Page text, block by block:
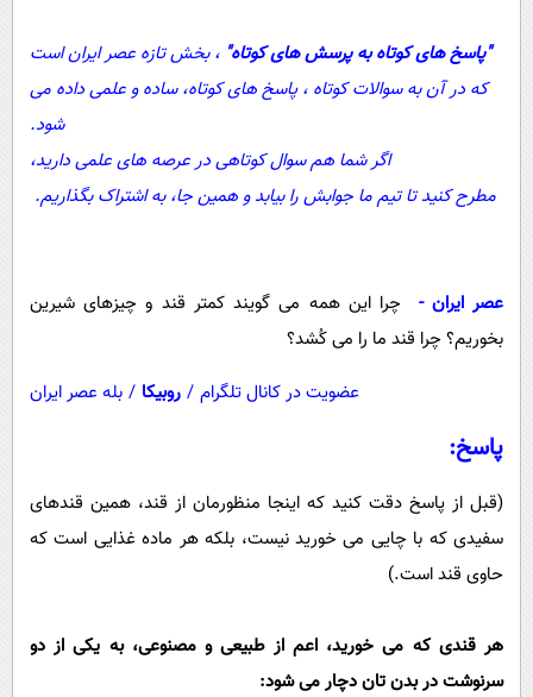
فناوری
گوناگون
محیط زیست
بین الملل
حیات وحش
روانشناسی
آشپزی
"پاسخ های کوتاه به پرسش های کوتاه" ، بخش تازه عصر ایران است
که در آن به سوالات کوتاه ، پاسخ های کوتاه، ساده و علمی داده می
شود.
اگر شما هم سوال کوتاهی در عرصه های علمی دارید،
مطرح کنید تا تیم ما جوابش را بیابد و همین جا، به اشتراک بگذاریم.
عصر ایران - چرا این همه می گویند کمتر قند و چیزهای شیرین
بخوریم؟ چرا قند ما را می کُشد؟
عضویت در کانال تلگرام / روبیکا / بله عصر ایران
پاسخ:
(قبل از پاسخ دقت کنید که اینجا منظورمان از قند، همین قندهای
سفیدی که با چایی می خورید نیست، بلکه هر ماده غذایی است که
حاوی قند است.)
هر قندی که می خورید، اعم از طبیعی و مصنوعی، به یکی از دو
سرنوشت در بدن تان دچار می شود: